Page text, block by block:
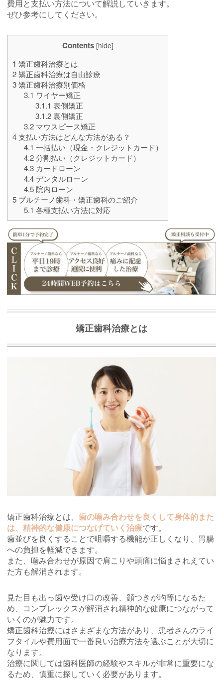
費用と支払い方法について解説していきます。
ぜひ参考にしてください。
Contents [hide]
1 矯正歯科治療とは
2矯正歯科治療は自由診療
3矯正歯科治療別価格
3.1 ワイヤー矯正
3.1.1 表側矯正
3.1.2裏側矯正
3.2マウスピース矯正
4支払い方法はどんな方法がある？
4.1 一括払い（現金・クレジットカード）
4.2分割払い（クレジットカード）
4.3カードローン
4.4デンタルローン
4.5院内ローン
5 プルチーノ歯科・矯正歯科のご紹介
5.1 各種支払い方法に対応
矯正歯科治療とは
矯正歯科治療とは、 歯の噛み合わせを良くして身体的また
は、精神的な健康につなげていく治療です。
歯並びを良くすることで咀嚼する機能が正しくなり、胃腸
への負担を軽減できます。
また、噛み合わせが原因で肩こりや頭痛に悩まされえてい
た方も解消されます。
見た目も出っ歯や受け口の改善、顔つきが均等になるた
め、コンプレックスが解消され精神的な健康につながって
いくのが魅力です。
矯正歯科治療にはさまざまな方法があり、患者さんのライ
フタイルや費用面で一番良い治療方法を選ぶことが大切に
なります。
治療に関しては歯科医師の経験やスキルが非常に重要にな
るため、慎重に探していく必要があります。